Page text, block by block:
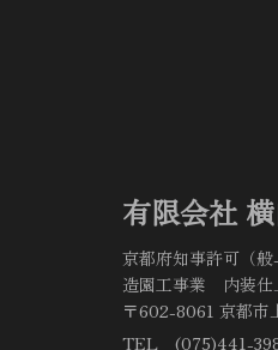
有限会社
京都府知事許可（
造園工事業 内装仕
〒602-8061 京都市
TEL (075)441-